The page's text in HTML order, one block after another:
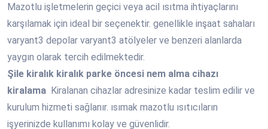
Mazotlu işletmelerin geçici veya acil ısıtma ihtiyaçlarını
karşılamak için ideal bir seçenektir. genellikle inşaat sahaları
varyant3 depolar varyant3 atölyeler ve benzeri alanlarda
yaygın olarak tercih edilmektedir.
Şile kiralık kiralık parke öncesi nem alma cihazı
kiralama Kiralanan cihazlar adresinize kadar teslim edilir ve
kurulum hizmeti sağlanır. ısımak mazotlu ısıtıcıların
işyerinizde kullanımı kolay ve güvenlidir.